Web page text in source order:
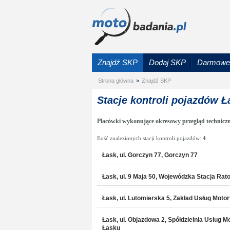
Znajdź SKP Dodaj SKP
Strona główna » Znajdź SKP
Stacje kontroli pojazdów
Placówki wykonujące okresowy przegląd
Ilość znalezionych stacji kontroli pojazdów: 4
Łask, ul. Gorczyn 77, Gorczyn 77
Łask, ul. 9 Maja 50, Wojewódzka Stacja
Łask, ul. Lutomierska 5, Zakład Usług
Łask, ul. Objazdowa 2, Spółdzielnia Usług
Łasku